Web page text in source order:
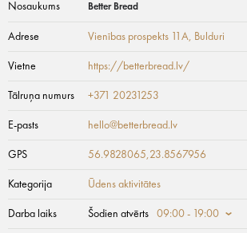
Nosaukums Better Bread
Adrese Vienības prospekts 11A, Bulduri
Vietne https://betterbread.lv/
Tālruņa numurs +371 20231253
E-pasts hello@betterbread.lv
GPS 56.9828065,23.8567956
Kategorija Ūdens aktivitātes
Darba laiks Šodien atvērts 09:00 - 19:00